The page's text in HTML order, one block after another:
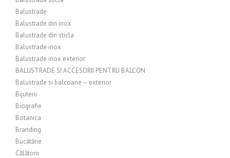
Balustrade
Balustrade din inox
Balustrade din sticla
Balustrade inox
Balustrade inox exterior
BALUSTRADE SI ACCESORII PENTRU BALCON
Balustrade si balcoane – exterior
Bijuterii
Biografie
Botanica
Branding
Bucătărie
Călătorii